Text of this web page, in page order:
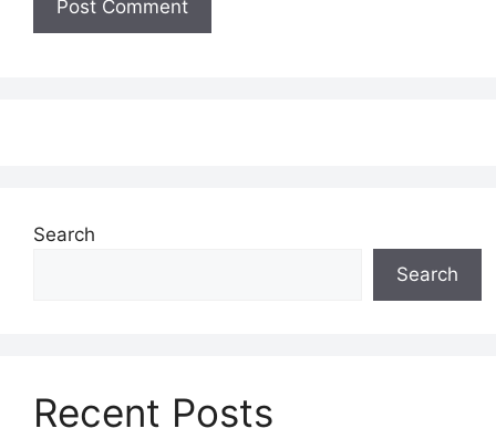
Search
Search
Recent Posts